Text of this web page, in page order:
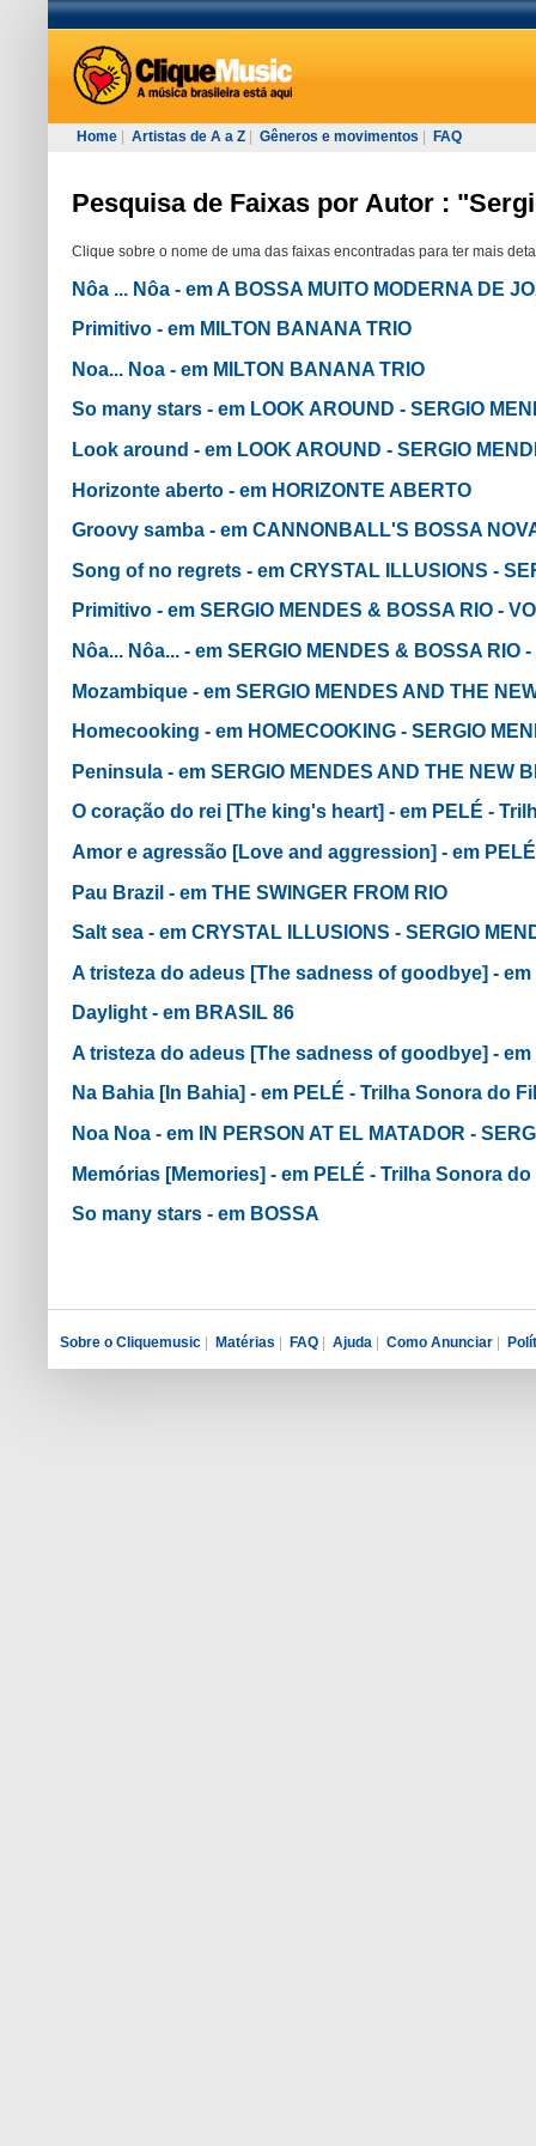
Home Artistas de A a Z Gêneros e movimentos FAQ
Pesquisa de Faixas por Autor :
Clique sobre o nome de uma das faixas encontradas para ter mais
Nôa ... Nôa - em A BOSSA MUITO MODERNA DE
Primitivo - em MILTON BANANA TRIO
Noa... Noa - em MILTON BANANA TRIO
So many stars - em LOOK AROUND - SERGIO
Look around - em LOOK AROUND - SERGIO
Horizonte aberto - em HORIZONTE ABERTO
Groovy samba - em CANNONBALL'S BOSSA
Song of no regrets - em CRYSTAL ILLUSIONS -
Primitivo - em SERGIO MENDES & BOSSA RIO -
Nôa... Nôa... - em SERGIO MENDES & BOSSA RIO
Mozambique - em SERGIO MENDES AND THE
Homecooking - em HOMECOOKING - SERGIO
Peninsula - em SERGIO MENDES AND THE NEW
O coração do rei [The king's heart] - em PELÉ -
Amor e agressão [Love and aggression] - em
Pau Brazil - em THE SWINGER FROM RIO
Salt sea - em CRYSTAL ILLUSIONS - SERGIO
A tristeza do adeus [The sadness of goodbye] -
Daylight - em BRASIL 86
A tristeza do adeus [The sadness of goodbye] -
Na Bahia [In Bahia] - em PELÉ - Trilha Sonora do
Noa Noa - em IN PERSON AT EL MATADOR -
Memórias [Memories] - em PELÉ - Trilha Sonora do
So many stars - em BOSSA
Sobre o Cliquemusic Matérias FAQ Ajuda Como Anunciar